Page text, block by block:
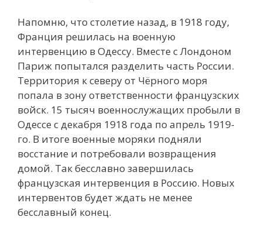
Напомню, что столетие назад, в 1918 году,
Франция решилась на военную
интервенцию в Одессу. Вместе с Лондоном
Париж попытался разделить часть России.
Территория к северу от Чёрного моря
попала в зону ответственности французских
войск. 15 тысяч военнослужащих пробыли в
Одессе с декабря 1918 года по апрель 1919-
го. В итоге военные моряки подняли
восстание и потребовали возвращения
домой. Так бесславно завершилась
французская интервенция в Россию. Новых
интервентов будет ждать не менее
бесславный конец.